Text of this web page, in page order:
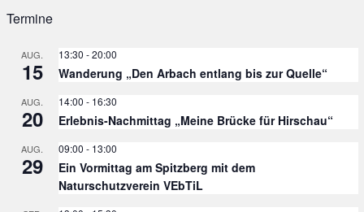
Termine
AUG.
15
13:30 -20:00
Wanderung „Den Arbach entlang bis zur Quelle“
AUG.
20
14:00 - 16:30
Erlebnis-Nachmittag „Meine Brücke für Hirschau“
AUG.
29
09:00 - 13:00
Ein Vormittag am Spitzberg mit dem
Naturschutzverein VEbTiL